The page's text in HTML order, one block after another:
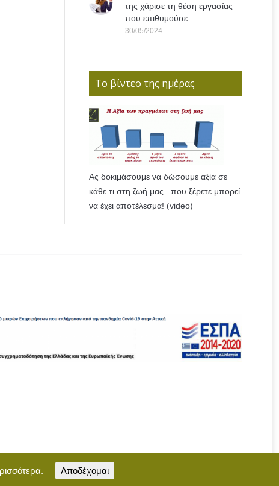
της χάρισε τη θέση εργασίας
που επιθυμούσε
30/05/2024
Το βίντεο της ημέρας
Ας δοκιμάσουμε να δώσουμε αξία σε
κάθε τι στη ζωή μας...που ξέρετε μπορεί
να έχει αποτέλεσμα! (video)
Αποδέχομαι